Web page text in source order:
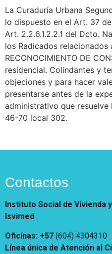
Mejoramiento de
Vivienda
Vivienda Nueva
Vivienda un proyecto
familiar
Titulación
Arrendamiento
Reconocimiento de
Edificaciones – C0
Acompañamiento
Notificaciones
Convocatorias
Nosotros
¿Qué es el ISVIMED?
Plan de Desarrollo
Rendición de cuentas
Directorio de
Opciones de
A+ A A-
Más Información sobre
La Curaduría Urbana
lo dispuesto en el Art. 37
Art. 2.2.6.1.2.2.1 del Dcto.
los Radicados
RECONOCIMIENTO DE
residencial. Colindantes y
objeciones y para hacer
presentarse antes de la
administrativo que
46-70 local 302.
Contactos
Instituto Social de Vivienda
Isvimed
Oficinas: +57 (604) 4304310
Línea única de Atención al